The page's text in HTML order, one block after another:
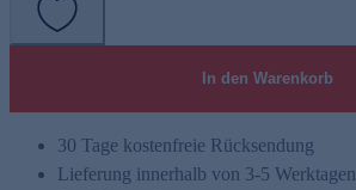
In den Warenkorb
30 Tage kostenfreie Rücksendung
Lieferung innerhalb von 3-5 Werktagen